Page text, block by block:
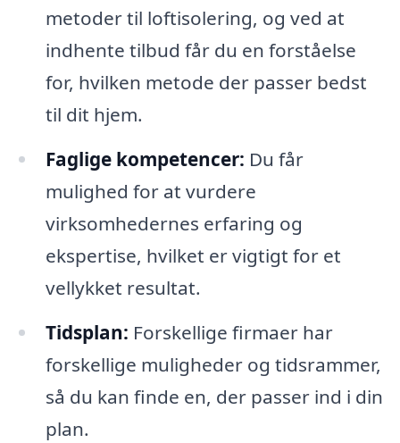
metoder til loftisolering, og ved at
indhente tilbud får du en forståelse
for, hvilken metode der passer bedst
til dit hjem.
Faglige kompetencer: Du får
mulighed for at vurdere
virksomhedernes erfaring og
ekspertise, hvilket er vigtigt for et
vellykket resultat.
Tidsplan: Forskellige firmaer har
forskellige muligheder og tidsrammer,
så du kan finde en, der passer ind i din
plan.